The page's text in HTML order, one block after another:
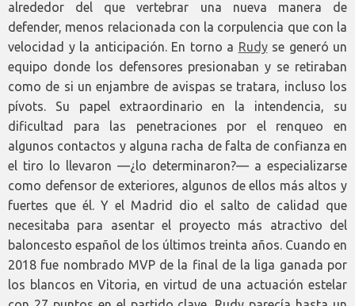
alrededor del que vertebrar una nueva manera de
defender, menos relacionada con la corpulencia que con la
velocidad y la anticipación. En torno a Rudyse generó un
equipo donde los defensores presionaban y se retiraban
como de si un enjambre de avispas se tratara, incluso los
pívots. Su papel extraordinario en la intendencia, su
dificultad para las penetraciones por el renqueo en
algunos contactos y alguna racha de falta de confianza en
el tiro lo llevaron —¿lo determinaron?— a especializarse
como defensor de exteriores, algunos de ellos más altos y
fuertes que él. Y el Madrid dio el salto de calidad que
necesitaba para asentar el proyecto más atractivo del
baloncesto español de los últimos treinta años. Cuando en
2018 fue nombrado MVP de la final de la liga ganada por
los blancos en Vitoria, en virtud de una actuación estelar